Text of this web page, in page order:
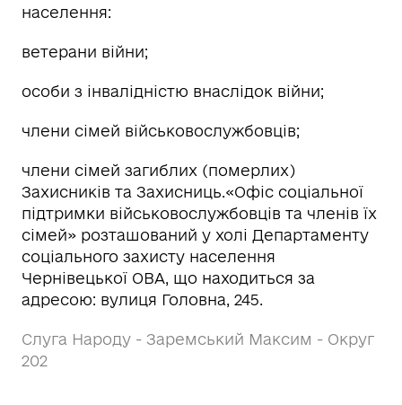
населення:
ветерани війни;
особи з інвалідністю внаслідок війни;
члени сімей військовослужбовців;
члени сімей загиблих (померлих)
Захисників та Захисниць.«Офіс соціальної
підтримки військовослужбовців та членів їх
сімей» розташований у холі Департаменту
соціального захисту населення
Чернівецької ОВА, що находиться за
адресою: вулиця Головна, 245.
Слуга Народу - Заремський Максим - Округ
202